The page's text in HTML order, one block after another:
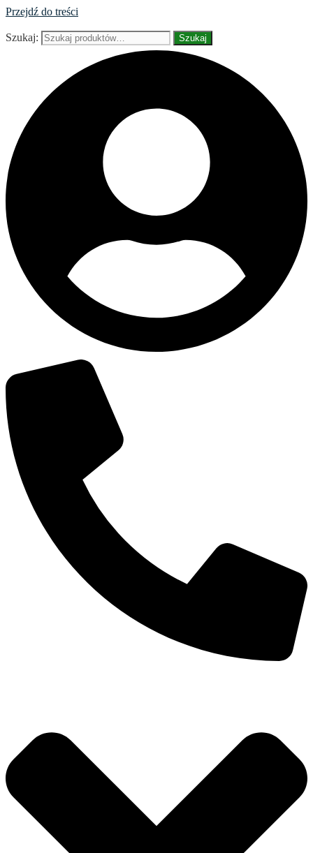
Przejdź do treści
Szukaj: Szukaj